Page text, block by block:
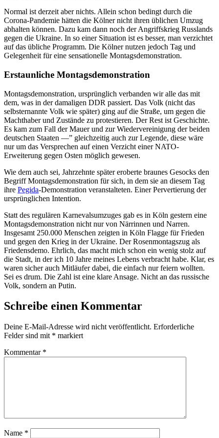
Normal ist derzeit aber nichts. Allein schon bedingt durch die
Corona-Pandemie hätten die Kölner nicht ihren üblichen Umzug
abhalten können. Dazu kam dann noch der Angriffskrieg Russlands
gegen die Ukraine. In so einer Situation ist es besser, man verzichtet
auf das übliche Programm. Die Kölner nutzen jedoch Tag und
Gelegenheit für eine sensationelle Montagsdemonstration.
Erstaunliche Montagsdemonstration
Montagsdemonstration, ursprünglich verbanden wir alle das mit
dem, was in der damaligen DDR passiert. Das Volk (nicht das
selbsternannte Volk wie später) ging auf die Straße, um gegen die
Machthaber und Zustände zu protestieren. Der Rest ist Geschichte.
Es kam zum Fall der Mauer und zur Wiedervereinigung der beiden
deutschen Staaten —” gleichzeitig auch zur Legende, diese wäre
nur um das Versprechen auf einen Verzicht einer NATO-
Erweiterung gegen Osten möglich gewesen.
Wie dem auch sei, Jahrzehnte später eroberte braunes Gesocks den
Begriff Montagsdemonstration für sich, in dem sie an diesem Tag
ihre Pegida-Demonstration veranstalteten. Einer Pervertierung der
ursprünglichen Intention.
Statt des regulären Karnevalsumzuges gab es in Köln gestern eine
Montagsdemonstration nicht nur von Närrinnen und Narren.
Insgesamt 250.000 Menschen zeigten in Köln Flagge für Frieden
und gegen den Krieg in der Ukraine. Der Rosenmontagszug als
Friedensdemo. Ehrlich, das macht mich schon ein wenig stolz auf
die Stadt, in der ich 10 Jahre meines Lebens verbracht habe. Klar, es
waren sicher auch Mitläufer dabei, die einfach nur feiern wollten.
Sei es drum. Die Zahl ist eine klare Ansage. Nicht an das russische
Volk, sondern an Putin.
Schreibe einen Kommentar
Deine E-Mail-Adresse wird nicht veröffentlicht. Erforderliche
Felder sind mit * markiert
Kommentar *
Name *